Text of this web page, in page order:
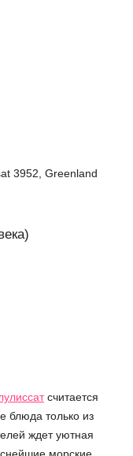
3952, Greenland
считается
блюда только из
ждет уютная